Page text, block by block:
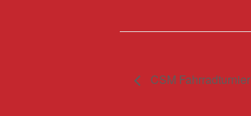
CSM Fahrradturnier